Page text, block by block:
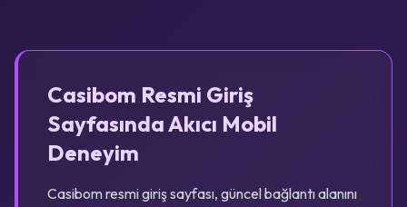
Casibom Resmi Giriş
Sayfasında Akıcı Mobil
Deneyim
Casibom resmi giriş sayfası, güncel bağlantı alanını